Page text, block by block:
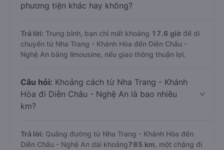
phương tiện khác hay không?
Trả lời: Trung bình, bạn chỉ mất khoảng 17.6 giờ để di
chuyển từ Nha Trang - Khánh Hòa đến Diễn Châu -
Nghệ An bằng limousine, nếu giao thông thuận lợi.
Câu hỏi: Khoảng cách từ Nha Trang - Khánh
Hòa đi Diễn Châu - Nghệ An là bao nhiêu
km?
Trả lời: Quãng đường từ Nha Trang - Khánh Hòa đến
Diễn Châu - Nghệ An dài khoảng785 km , một chặng đi